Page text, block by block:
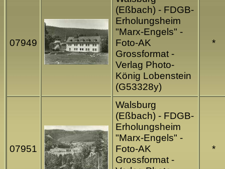
07949
(Eßbach) - FDGB-
Erholungsheim
"Marx-Engels" -
Foto-AK
Grossformat -
Verlag Photo-
König Lobenstein
(G53328y)
*
07951
Walsburg
(Eßbach) - FDGB-
Erholungsheim
"Marx-Engels" -
Foto-AK
Grossformat -
*